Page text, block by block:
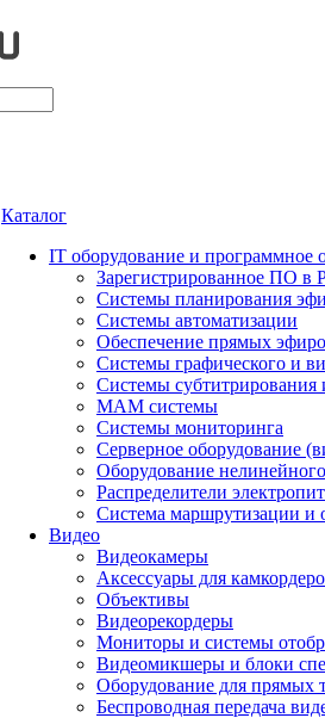
Каталог
IT оборудование и программное
Зарегистрированное ПО в
Системы планирования
Системы автоматизации
Обеспечение прямых
Системы графического и
Системы субтитрирования
MAM системы
Системы мониторинга
Серверное оборудование
Оборудование
Распределители
Система маршрутизации и
Видео
Видеокамеры
Аксессуары для
Объективы
Видеорекордеры
Мониторы и системы
Видеомикшеры и блоки
Оборудование для прямых
Беспроводная передача